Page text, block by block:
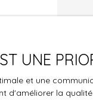
UNE
et une
la